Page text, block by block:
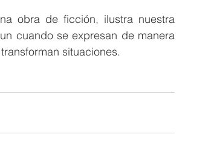
obra de ficción, ilustra nuestra
cuando se expresan de manera
situaciones.